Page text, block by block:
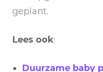
geplant.
Lees ook:
Duurzame baby